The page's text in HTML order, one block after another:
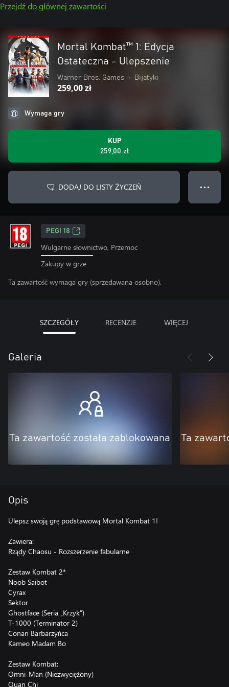
Przejdź do głównej zawartości
Mortal Kombat™ 1: Edycja
Ostateczna - Ulepszenie
Warner Bros. Games • Bijatyki
259,00 zł
Wymaga gry
KUP
259,00 zł
DODAJ DO LISTY ŻYCZEŃ ● ● ●
PEGI 18
Wulgarne słownictwo, Przemoc
Zakupy w grze
Ta zawartość wymaga gry (sprzedawana osobno).
SZCZEGÓŁY RECENZJE WIĘCEJ
Galeria
Ta zawartość została zablokowana Ta
Opis
Ulepsz swoją grę podstawową Mortal Kombat 1!
Zawiera:
Rządy Chaosu - Rozszerzenie fabularne
Zestaw Kombat 2*
Noob Saibot
Cyrax
Sektor
Ghostface (Seria „Krzyk”)
T-1000 (Terminator 2)
Conan Barbarzyńca
Kameo Madam Bo
Zestaw Kombat:
Omni-Man (Niezwyciężony)
Quan Chi